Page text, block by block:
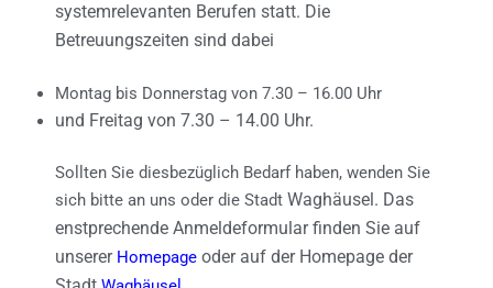
systemrelevanten Berufen statt. Die
Betreuungszeiten sind dabei
Montag bis Donnerstag von 7.30 – 16.00 Uhr
und Freitag von 7.30 – 14.00 Uhr.
Sollten Sie diesbezüglich Bedarf haben, wenden Sie
sich bitte an uns oder die Stadt Waghäusel. Das
enstprechende Anmeldeformular finden Sie auf
unserer Homepage oder auf der Homepage der